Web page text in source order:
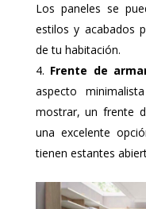
Los paneles se
estilos y acabados
de tu habitación.
Frente de
aspecto
mostrar, un frente
una excelente
tienen estantes